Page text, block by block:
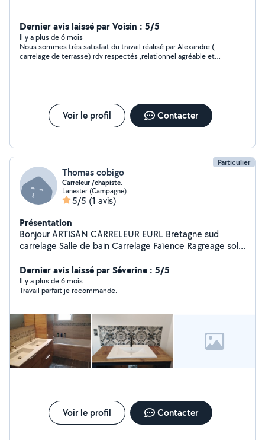
Dernier avis laissé par Voisin : 5/5
Il y a plus de 6 mois
Nous sommes très satisfait du travail réalisé par Alexandre.(
carrelage de terrasse) rdv respectés ,relationnel agréable et
Voir le profil Contacter
Particulier
Thomas cobigo
Carreleur /chapiste.
Lanester (Campagne)
5/5 (1 avis)
Présentation
Bonjour ARTISAN CARRELEUR EURL Bretagne sud
carrelage Salle de bain Carrelage Faïence Ragreage sol
plus de détails
Dernier avis laissé par Séverine : 5/5
Il y a plus de 6 mois
Travail parfait je recommande.
Voir le profil Contacter